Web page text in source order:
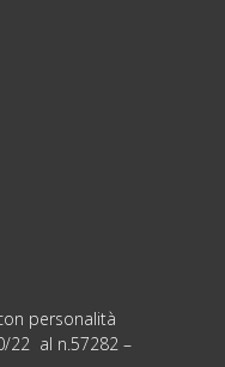
personalità
22 al n.57282 –